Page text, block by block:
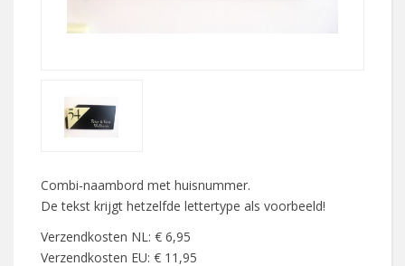
Combi-naambord met huisnummer.
De tekst krijgt hetzelfde lettertype als voorbeeld!
Verzendkosten NL: € 6,95
Verzendkosten EU: € 11,95